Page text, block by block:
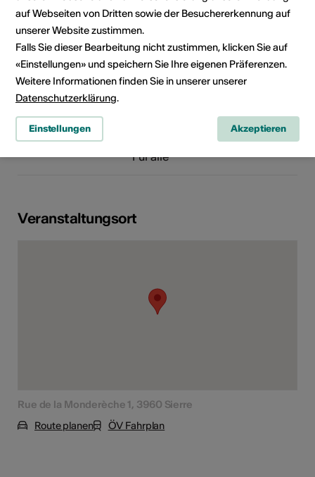
40
Fax +4127 455 40 40
E-Mail
Webseite
Rubrik
Konzert
Für alle
Veranstaltungsort
Rue de la Monderèche 1, 3960 Sierre
Route planen
ÖV Fahrplan
auf Webseiten von Dritten sowie der Besuchererkennung auf
unserer Website zustimmen.
Falls Sie dieser Bearbeitung nicht zustimmen, klicken Sie auf
«Einstellungen» und speichern Sie Ihre eigenen Präferenzen.
Weitere Informationen finden Sie in unserer unserer
Datenschutzerklärung.
Einstellungen Akzeptieren